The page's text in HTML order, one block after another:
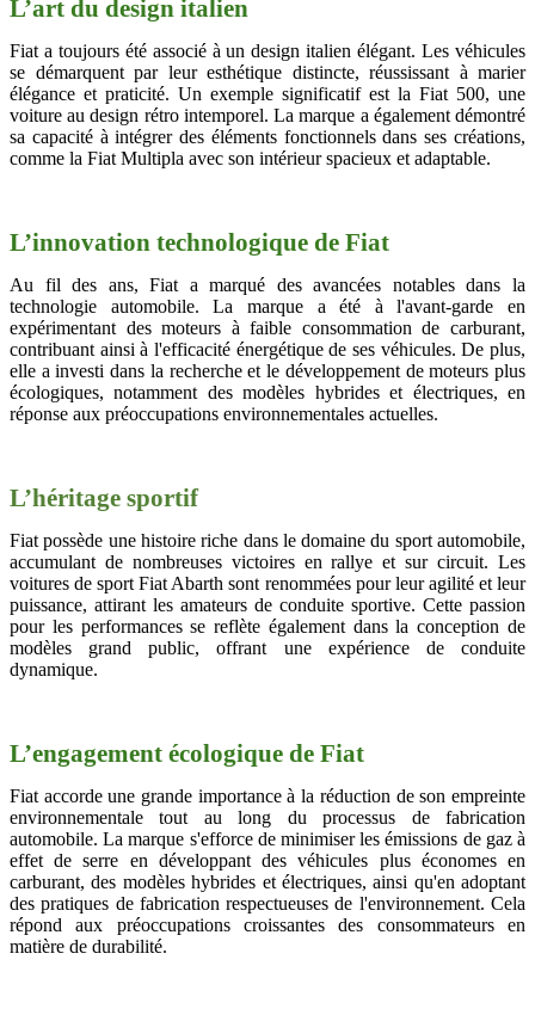
L’art du design italien
Fiat a toujours été associé à un design italien élégant. Les véhicules
se démarquent par leur esthétique distincte, réussissant à marier
élégance et praticité. Un exemple significatif est la Fiat 500, une
voiture au design rétro intemporel. La marque a également démontré
sa capacité à intégrer des éléments fonctionnels dans ses créations,
comme la Fiat Multipla avec son intérieur spacieux et adaptable.
L’innovation technologique de Fiat
Au fil des ans, Fiat a marqué des avancées notables dans la
technologie automobile. La marque a été à l'avant-garde en
expérimentant des moteurs à faible consommation de carburant,
contribuant ainsi à l'efficacité énergétique de ses véhicules. De plus,
elle a investi dans la recherche et le développement de moteurs plus
écologiques, notamment des modèles hybrides et électriques, en
réponse aux préoccupations environnementales actuelles.
L’héritage sportif
Fiat possède une histoire riche dans le domaine du sport automobile,
accumulant de nombreuses victoires en rallye et sur circuit. Les
voitures de sport Fiat Abarth sont renommées pour leur agilité et leur
puissance, attirant les amateurs de conduite sportive. Cette passion
pour les performances se reflète également dans la conception de
modèles grand public, offrant une expérience de conduite
dynamique.
L’engagement écologique de Fiat
Fiat accorde une grande importance à la réduction de son empreinte
environnementale tout au long du processus de fabrication
automobile. La marque s'efforce de minimiser les émissions de gaz à
effet de serre en développant des véhicules plus économes en
carburant, des modèles hybrides et électriques, ainsi qu'en adoptant
des pratiques de fabrication respectueuses de l'environnement. Cela
répond aux préoccupations croissantes des consommateurs en
matière de durabilité.